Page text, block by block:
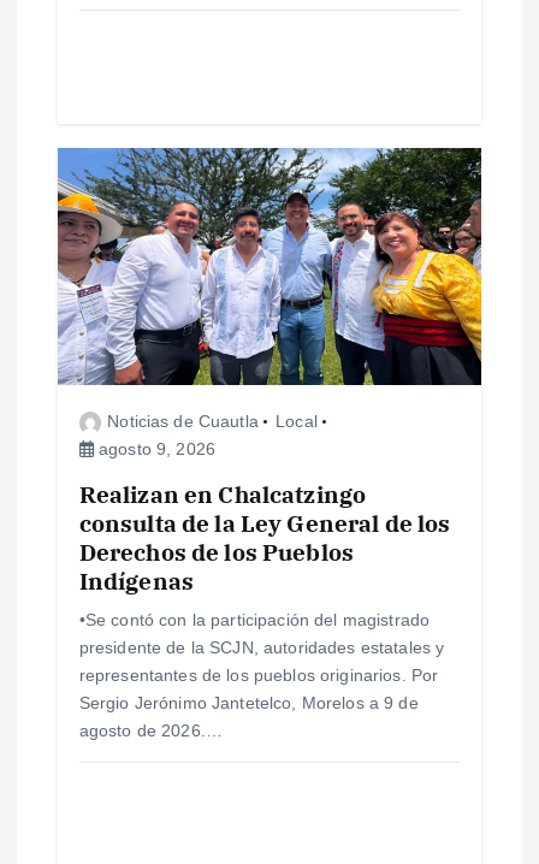
a
s
Noticias de Cuautla
Local
agosto 9, 2026
Realizan en Chalcatzingo
consulta de la Ley General de los
Derechos de los Pueblos
Indígenas
•Se contó con la participación del magistrado
presidente de la SCJN, autoridades estatales y
representantes de los pueblos originarios. Por
Sergio Jerónimo Jantetelco, Morelos a 9 de
agosto de 2026.…